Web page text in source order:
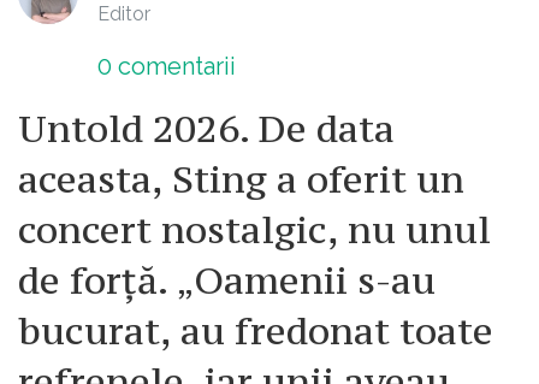
Editor
0 comentarii
Untold 2026. De data
aceasta, Sting a oferit un
concert nostalgic, nu unul
de forță. „Oamenii s-au
bucurat, au fredonat toate